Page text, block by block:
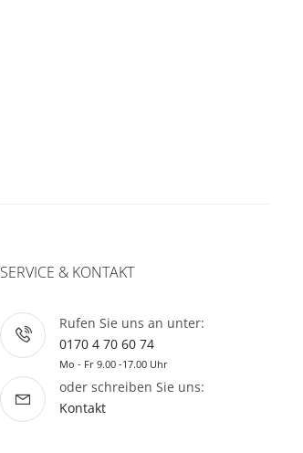
SERVICE & KONTAKT
Rufen Sie uns an unter:
0170 4 70 60 74
Mo - Fr 9.00 -17.00 Uhr
oder schreiben Sie uns:
Kontakt